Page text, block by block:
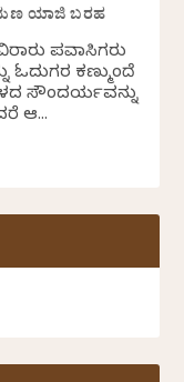
ಯಾಜಿ ಬರಹ
ಪ್ರವಾಸಿಗರು
ಓದುಗರ ಕಣ್ಮುಂದೆ
ಸೌಂದರ್ಯವನ್ನು
ಆ...